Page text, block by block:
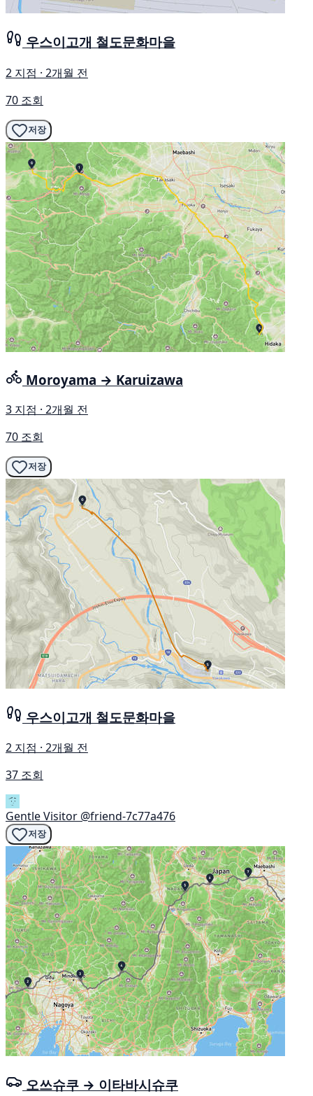
우스이고개 철도문화마을
2 지점 · 2개월 전
70 조회
저장
Moroyama → Karuizawa
3 지점 · 2개월 전
70 조회
저장
우스이고개 철도문화마을
2 지점 · 2개월 전
37 조회
Gentle Visitor @friend-7c77a476
저장
오쓰슈쿠 → 이타바시슈쿠